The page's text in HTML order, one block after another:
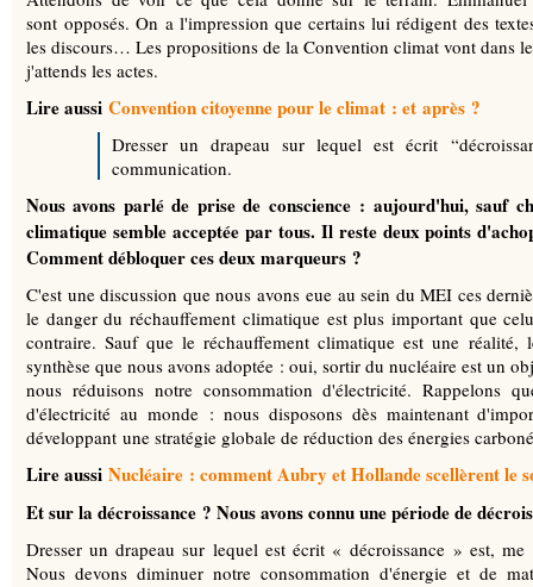
sont opposés. On a l'impression que certains lui rédigent des
les discours… Les propositions de la Convention climat vont dans
j'attends les actes.
Lire aussi Convention citoyenne pour le climat : et après ?
Dresser un drapeau sur lequel est écrit
communication.
Nous avons parlé de prise de conscience : aujourd'hui, sauf
climatique semble acceptée par tous. Il reste deux points
Comment débloquer ces deux marqueurs ?
C'est une discussion que nous avons eue au sein du MEI ces
le danger du réchauffement climatique est plus important que
contraire. Sauf que le réchauffement climatique est une
synthèse que nous avons adoptée : oui, sortir du nucléaire est un
nous réduisons notre consommation d'électricité. Rappelons
d'électricité au monde : nous disposons dès maintenant
développant une stratégie globale de réduction des énergies
Lire aussi Nucléaire : comment Aubry et Hollande scellèrent le
Et sur la décroissance ? Nous avons connu une période de
Dresser un drapeau sur lequel est écrit « décroissance » est,
Nous devons diminuer notre consommation d'énergie et de